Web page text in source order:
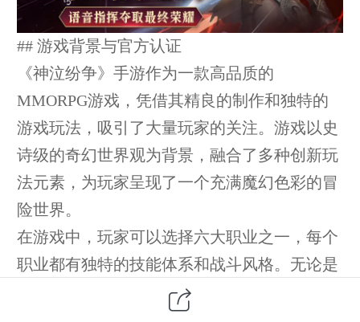
## 游戏背景与官方认证
《神泣纷争》手游作为一款高品质的
MMORPG游戏，凭借其精良的制作和独特的
游戏玩法，吸引了大量玩家的关注。游戏以史
诗级的奇幻世界观为背景，融合了多种创新玩
法元素，为玩家呈现了一个充满魔幻色彩的冒
险世界。
在游戏中，玩家可以选择六大职业之一，每个
职业都有独特的技能体系和战斗风格。无论是
喜欢冲锋陷阵的战士，还是偏好远程输出的弓